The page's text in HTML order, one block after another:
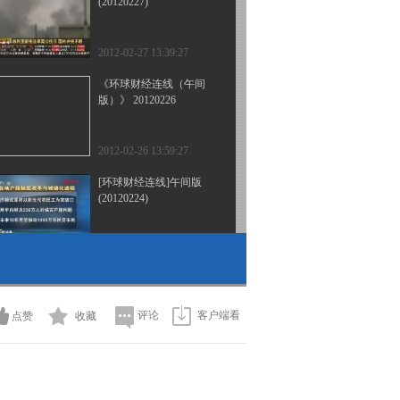
2012-02-27 13:39:27
《环球财经连线（午间
版）》 20120226
2012-02-26 13:59:27
[环球财经连线]午间版
(20120224)
2012-02-24 00:04:25
点赞 收藏 评论 客户端看